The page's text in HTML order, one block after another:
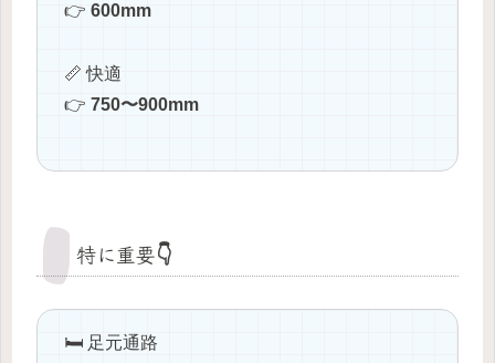
👉 600mm
📏 快適
👉 750〜900mm
特に重要👇
🛏️ 足元通路